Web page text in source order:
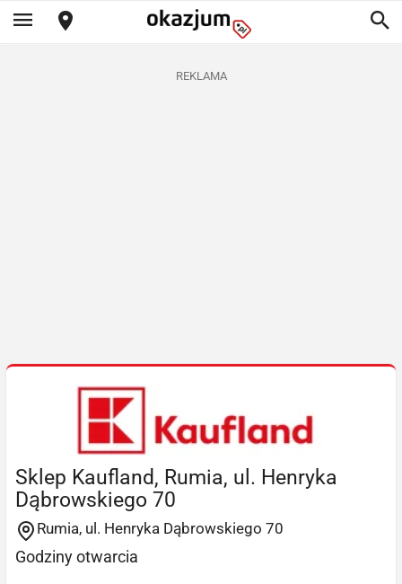
REKLAMA
Sklep Kaufland, Rumia, ul. Henryka
Dąbrowskiego 70
Rumia, ul. Henryka Dąbrowskiego 70
Godziny otwarcia